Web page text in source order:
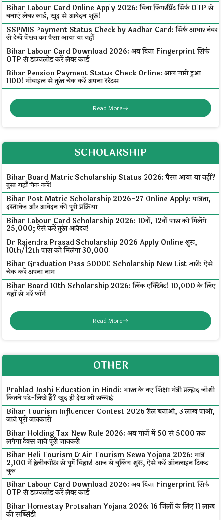
Bihar Labour Card Online Apply 2026: बिना फिंगरप्रिंट सिर्फ OTP से
बनाएं लेबर कार्ड, खुद से आवेदन शुरू!
SSPMIS Payment Status Check by Aadhar Card: सिर्फ आधार नंबर
से देखें पेंशन का पैसा आया या नहीं
Bihar Labour Card Download 2026: अब बिना Fingerprint सिर्फ
OTP से डाउनलोड करें लेबर कार्ड
Bihar Pension Payment Status Check Online: आज जारी हुआ
₹1100! मोबाइल से तुरंत चेक करें अपना स्टेटस
Read More
SCHOLARSHIP
Bihar Board Matric Scholarship Status 2026: पैसा आया या नहीं?
तुरंत यहाँ चेक करें!
Bihar Post Matric Scholarship 2026-27 Online Apply: पात्रता,
दस्तावेज़ और आवेदन की पूरी प्रक्रिया
Bihar Labour Card Scholarship 2026: 10वीं, 12वीं पास को मिलेंगे
₹25,000; ऐसे करें तुरंत आवेदन!
Dr Rajendra Prasad Scholarship 2026 Apply Online शुरू,
10th/12th पास को मिलेगा ₹30,000
Bihar Graduation Pass 50000 Scholarship New List जारी: ऐसे
चेक करें अपना नाम
Bihar Board 10th Scholarship 2026: लिंक एक्टिवेट! ₹10,000 के लिए
यहाँ से भरें फॉर्म
Read More
OTHER
Prahlad Joshi Education in Hindi: भारत के नए शिक्षा मंत्री प्रल्हाद जोशी
कितने पढ़े-लिखे हैं? खुद ही देख लो सच्चाई
Bihar Tourism Influencer Contest 2026 रील बनाओ, ₹3 लाख पाओ,
जाने पूरी जानकारी
Bihar Holding Tax New Rule 2026: अब गांवों में ₹50 से ₹5000 तक
लगेगा टैक्स जाने पूरी जानकरी
Bihar Heli Tourism & Air Tourism Sewa Yojana 2026: मात्र
₹2,100 में हेलीकॉप्टर से घूमें बिहार! आज से बुकिंग शुरू, ऐसे करें ऑनलाइन टिकट
बुक
Bihar Labour Card Download 2026: अब बिना Fingerprint सिर्फ
OTP से डाउनलोड करें लेबर कार्ड
Bihar Homestay Protsahan Yojana 2026: 16 जिलों के लिए ₹11 लाख
की सब्सिडी